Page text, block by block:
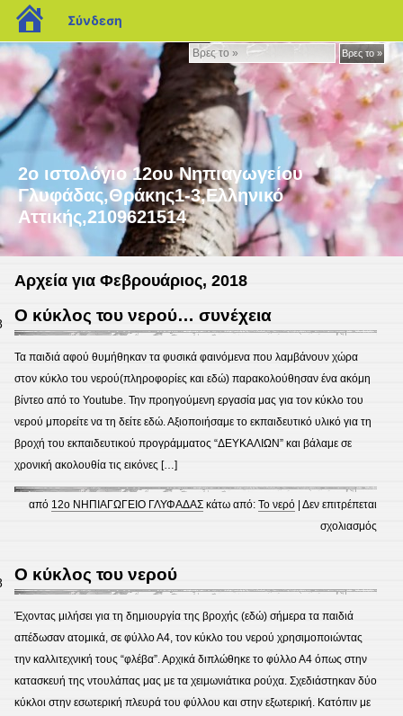
Βρες
το
»
Βρες το »
2ο ιστολόγιο 12ου Νηπιαγωγείου
Γλυφάδας,Θράκης1-3,Ελληνικό
Αττικής,2109621514
Αρχεία για Φεβρουάριος, 2018
Ο κύκλος του νερού… συνέχεια
Τα παιδιά αφού θυμήθηκαν τα φυσικά φαινόμενα που λαμβάνουν χώρα
στον κύκλο του νερού(πληροφορίες και εδώ) παρακολούθησαν ένα ακόμη
βίντεο από το Youtube. Την προηγούμενη εργασία μας για τον κύκλο του
νερού μπορείτε να τη δείτε εδώ. Αξιοποιήσαμε το εκπαιδευτικό υλικό για τη
βροχή του εκπαιδευτικού προγράμματος “ΔΕΥΚΑΛΙΩΝ” και βάλαμε σε
χρονική ακολουθία τις εικόνες […]
από 12ο ΝΗΠΙΑΓΩΓΕΙΟ ΓΛΥΦΑΔΑΣ κάτω από:Το νερό |Δεν επιτρέπεται
σχολιασμός
του
Ο κύκλος του νερού
Έχοντας μιλήσει για τη δημιουργία της βροχής (εδώ) σήμερα τα παιδιά
απέδωσαν ατομικά, σε φύλλο Α4, τον κύκλο του νερού χρησιμοποιώντας
την καλλιτεχνική τους “φλέβα”. Αρχικά διπλώθηκε το φύλλο Α4 όπως στην
κατασκευή της ντουλάπας μας με τα χειμωνιάτικα ρούχα. Σχεδιάστηκαν δύο
κύκλοι στην εσωτερική πλευρά του φύλλου και στην εξωτερική. Κατόπιν με
blogs.sch.gr
Σύνδεση